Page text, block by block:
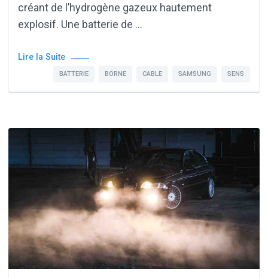
créant de l’hydrogène gazeux hautement
explosif. Une batterie de …
Lire la Suite
BATTERIE BORNE CABLE SAMSUNG SENS